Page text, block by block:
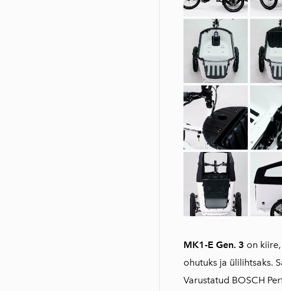
MK1-E Gen. 3 on
ohutuks ja ülilihtsaks.
Varustatud BOSCH